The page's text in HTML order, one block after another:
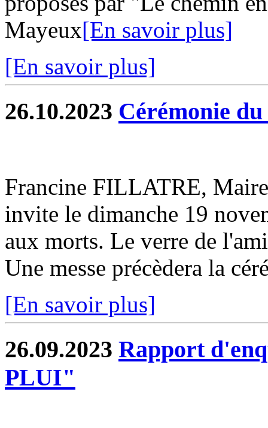
Mayeux[En savoir plus]
[En savoir plus]
26.10.2023 Cérémonie
Francine FILLATRE,
invite le dimanche 19
aux morts. Le verre de
Une messe précèdera la
[En savoir plus]
26.09.2023 Rapport
PLUI"